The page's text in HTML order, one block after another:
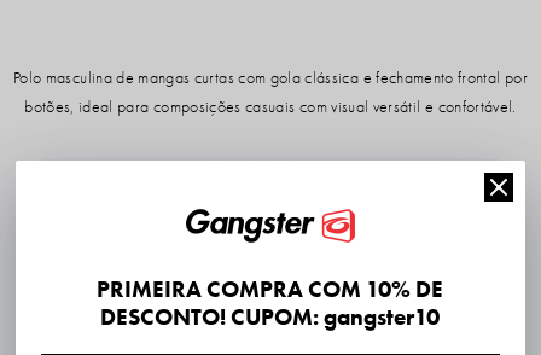
Polo masculina de mangas curtas com gola clássica e fechamento frontal por
botões, ideal para composições casuais com visual versátil e confortável.
PRIMEIRA COMPRA COM 10% DE
DESCONTO! CUPOM: gangster10